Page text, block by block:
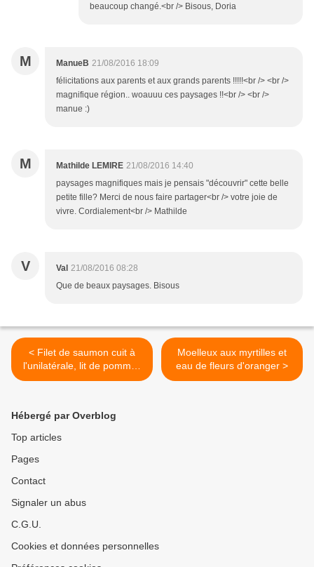
beaucoup changé.<br /> Bisous, Doria
M ManueB 21/08/2016 18:09
félicitations aux parents et aux grands parents !!!!!<br /> <br />
magnifique région.. woauuu ces paysages !!<br /> <br />
manue :)
M Mathilde LEMIRE 21/08/2016 14:40
paysages magnifiques mais je pensais "découvrir" cette belle
petite fille? Merci de nous faire partager<br /> votre joie de
vivre. Cordialement<br /> Mathilde
V Val 21/08/2016 08:28
Que de beaux paysages. Bisous
< Filet de saumon cuit à
l'unilatérale, lit de pommes
sautées et compotée
Moelleux aux myrtilles et
eau de fleurs d'oranger >
Hébergé par Overblog
Top articles
Pages
Contact
Signaler un abus
C.G.U.
Cookies et données personnelles